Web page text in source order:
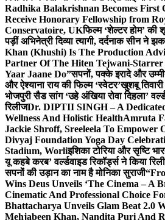
Radhika Balakrishnan Becomes First
Receive Honorary Fellowship from
Conservatoire, UKफिल्म ‘शेल्टर होम’ की
पड़ीं अभिनेत्री दिव्या त्यागी, दर्दनाक सीन ने
Khan (Khushi) Is The Production
Partner Of The Hiten Tejwani-Starrer
Yaar Jaane Do”सपनों, पक्के इरादे और
और ऐश्याना राय की फिल्म ‘स्वेटर’खुशबू
भोजपुरी सैड सांग ‘उहे अंखिया रोवा दिहला’
रिलीजDr. DIPTII SINGH – A
Wellness And Holistic HealthAmruta
Jackie Shroff, Sreeleela To Empower
Divyaj Foundation Yoga Day
Stadium, Worliइशिका टोरिया और सृष्टि
यू कहबे करब’ वर्ल्डवाइड रिकॉर्ड्स ने किया
सपनों की उड़ान का नाम है मोनिका सुराजी
Wins Deus Unveils ‘The Cinema – A
Cinematic And Professional Choice
Bhattacharya Unveils Glam Beat 2.0
Mehjabeen Khan, Nandita Puri And